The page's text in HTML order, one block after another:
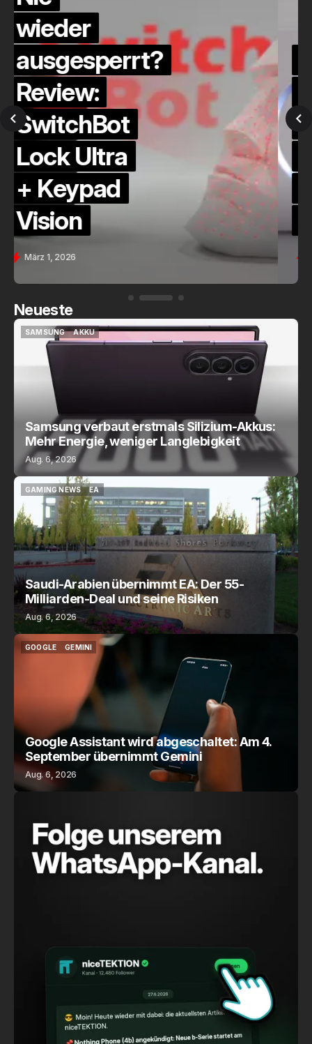
Die Alexa-
Alternative?
QuickCheck:
Home
Assistant
Voice (PE)
Feb. 9, 2026
Neueste
SAMSUNG
SAMSUNG
AKKU
AKKU
Samsung verbaut erstmals Silizium-Akkus:
Mehr Energie, weniger Langlebigkeit
Aug. 6, 2026
GAMING NEWS
GAMING NEWS
EA
EA
Saudi-Arabien übernimmt EA: Der 55-
Milliarden-Deal und seine Risiken
Aug. 6, 2026
GOOGLE
GEMINI
Google Assistant wird abgeschaltet: Am 4.
September übernimmt Gemini
Aug. 6, 2026